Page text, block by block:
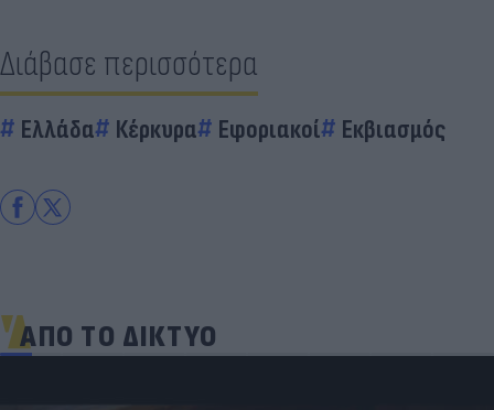
Διάβασε περισσότερα
Ελλάδα Κέρκυρα Εφοριακοί Εκβιασμός
ΑΠΟ ΤΟ ΔΙΚΤΥΟ